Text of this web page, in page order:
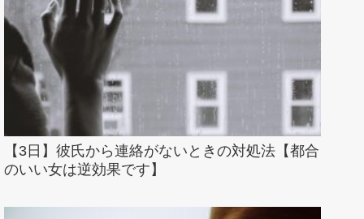
【3日】彼氏から連絡がないときの対処法【都合
のいい女は逆効果です】